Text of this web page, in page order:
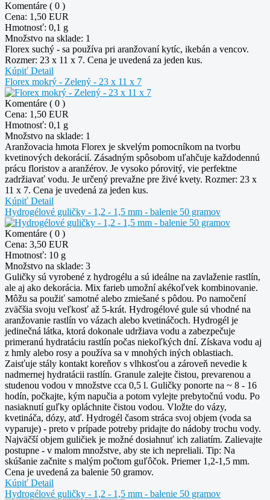
Komentáre ( 0 )
Cena: 1,50 EUR
Hmotnosť: 0,1 g
Množstvo na sklade: 1
Florex suchý - sa používa pri aranžovaní kytíc, ikebán a vencov.
Rozmer: 23 x 11 x 7. Cena je uvedená za jeden kus.
Kúpiť Detail
Florex mokrý - Zelený - 23 x 11 x 7
Komentáre ( 0 )
Cena: 1,50 EUR
Hmotnosť: 0,1 g
Množstvo na sklade: 1
Aranžovacia hmota Florex je skvelým pomocníkom na tvorbu
kvetinových dekorácií. Zásadným spôsobom uľahčuje každodennú
prácu floristov a aranžérov. Je vysoko pórovitý, vie perfektne
zadržiavať vodu. Je určený prevažne pre živé kvety. Rozmer: 23 x
11 x 7. Cena je uvedená za jeden kus.
Kúpiť Detail
Hydrogélové guličky - 1,2 - 1,5 mm - balenie 50 gramov
Komentáre ( 0 )
Cena: 3,50 EUR
Hmotnosť: 10 g
Množstvo na sklade: 3
Guličky sú vyrobené z hydrogélu a sú ideálne na zavlaženie rastlín,
ale aj ako dekorácia. Mix farieb umožní akékoľvek kombinovanie.
Môžu sa použiť samotné alebo zmiešané s pôdou. Po namočení
zväčšia svoju veľkosť až 5-krát. Hydrogélové gule sú vhodné na
aranžovanie rastlín vo vázach alebo kvetináčoch. Hydrogél je
jedinečná látka, ktorá dokonale udržiava vodu a zabezpečuje
primeranú hydratáciu rastlín počas niekoľkých dní. Získava vodu aj
z hmly alebo rosy a používa sa v mnohých iných oblastiach.
Zaisťuje stály kontakt koreňov s vlhkosťou a zároveň nevedie k
nadmernej hydratácii rastlín. Granule zalejte čistou, prevarenou a
studenou vodou v množstve cca 0,5 l. Guličky ponorte na ~ 8 - 16
hodín, počkajte, kým napučia a potom vylejte prebytočnú vodu. Po
nasiaknutí guľky opláchnite čistou vodou. Vložte do vázy,
kvetináča, dózy, atď. Hydrogél časom stráca svoj objem (voda sa
vyparuje) - preto v prípade potreby pridajte do nádoby trochu vody.
Najväčší objem guličiek je možné dosiahnuť ich zaliatím. Zalievajte
postupne - v malom množstve, aby ste ich nepreliali. Tip: Na
skúšanie začnite s malým počtom guľôčok. Priemer 1,2-1,5 mm.
Cena je uvedená za balenie 50 gramov.
Kúpiť Detail
Hydrogélové guličky - 1,2 - 1,5 mm - balenie 50 gramov